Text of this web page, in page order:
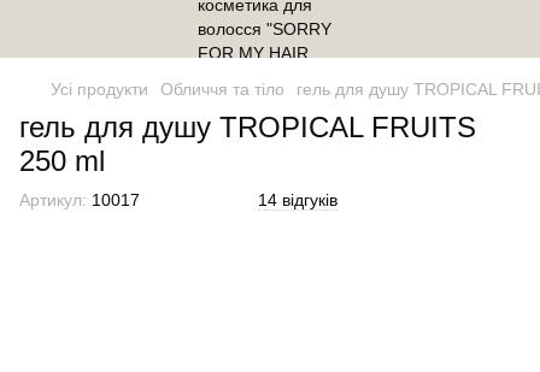
Усі продукти Обличчя та тіло гель для душу TROPICAL
гель для душу TROPICAL FRUITS
250 ml
Артикул: 10017 14 відгуків